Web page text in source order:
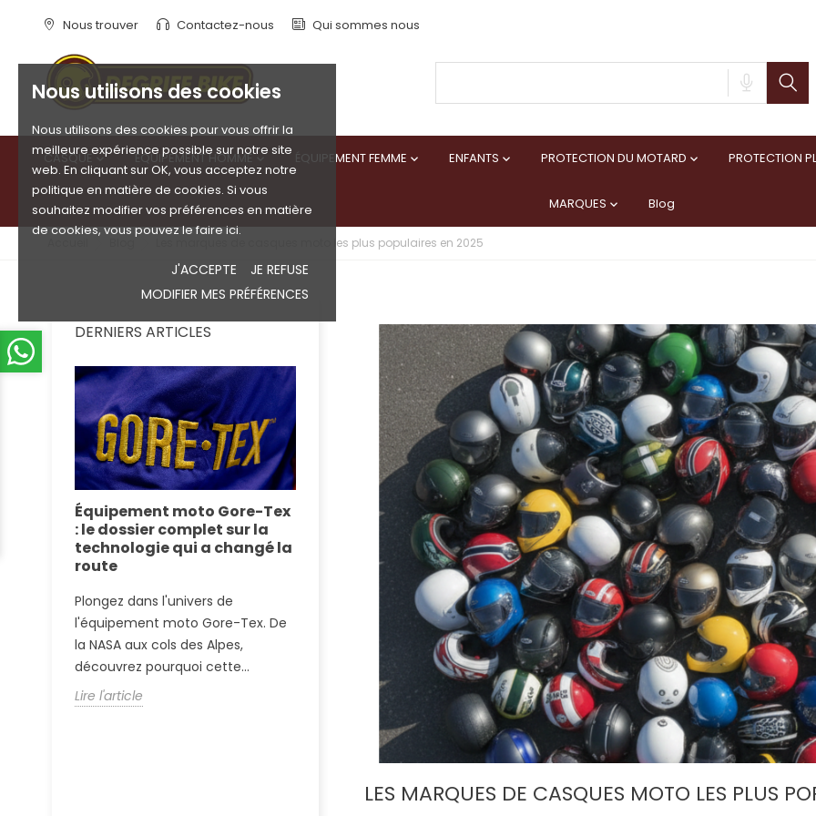
Nous utilisons des cookies
Nous utilisons des cookies pour vous offrir la
meilleure expérience possible sur notre site
web. En cliquant sur OK, vous acceptez notre
politique en matière de cookies. Si vous
souhaitez modifier vos préférences en matière
de cookies, vous pouvez le faire ici.
J'ACCEPTE
JE REFUSE
MODIFIER MES PRÉFÉRENCES
Nous trouver Contactez-nous Qui sommes nous
CASQUE  ÉQUIPEMENT HOMME ÉQUIPEMENT FEMME  ENFANTS  PROTECTION DU MOTARD  PROTECTION
MARQUES  Blog
Les marques de casques moto les plus populaires en 2025
DERNIERS ARTICLES
Équipement moto Gore-Tex
: le dossier complet sur la
technologie qui a changé la
route
Plongez dans l'univers de
l'équipement moto Gore-Tex. De
la NASA aux cols des Alpes,
découvrez pourquoi cette...
Lire l'article
Alpinestars Tech-Air® 5
Plasma vs Dainese Smart
Air : le duel des airbags
moto 2026
Alpinestars Tech-Air® 5 Plasma ou
Dainese Smart Air ? Plongez au
cœur de l'innovation avec notre
comparatif technique...
Lire l'article
L’art du regard et la visière
moto : comment votre
vision définit votre
trajectoire
Maîtrisez l'art du regard et soignez
votre vision pour rouler en toute
sécurité. Votre équipement définit
votre...
Lire l'article
LES MARQUES DE CASQUES MOTO LES PLUS